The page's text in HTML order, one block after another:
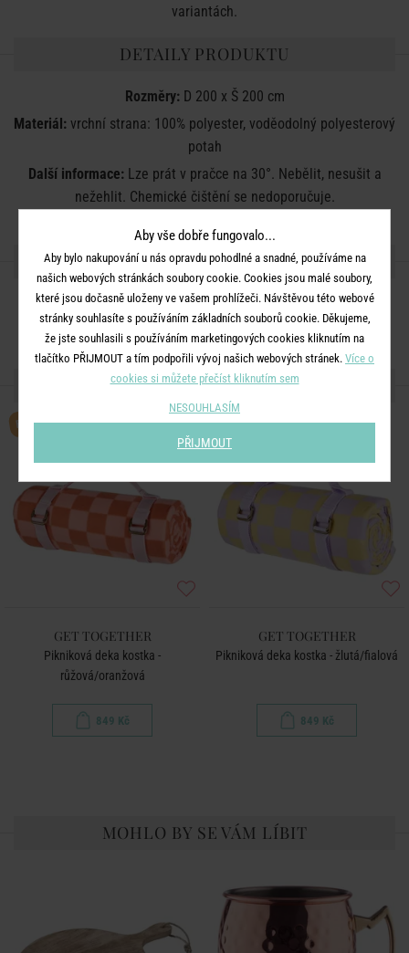
variantách.
DETAILY PRODUKTU
Rozměry:D 200 x Š 200 cm
Materiál: vrchní strana: 100% polyester, voděodolný polyesterový
potah
Další informace:Lze prát v pračce na 30°. Nebělit, nesušit a
nežehlit. Chemické čištění se nedoporučuje.
SDÍLEJTE S PŘÁTELI
DALŠÍ PRODUKTY ZE SÉRIE
BESTSELLER
GET TOGETHER
Pikniková deka kostka -
růžová/oranžová
849 Kč
BESTSELLER
GET TOGETHER
Pikniková deka kostka - žlutá/fialová
849 Kč
MOHLO BY SE VÁM LÍBIT
Aby vše dobře fungovalo...
Aby bylo nakupování u nás opravdu pohodlné a snadné, používáme na
našich webových stránkách soubory cookie. Cookies jsou malé soubory,
které jsou dočasně uloženy ve vašem prohlížeči. Návštěvou této webové
stránky souhlasíte s používáním základních souborů cookie. Děkujeme,
že jste souhlasili s používáním marketingových cookies kliknutím na
tlačítko PŘIJMOUT a tím podpořili vývoj našich webových stránek. Více o
cookies si můžete přečíst kliknutím sem
NESOUHLASÍM
PŘIJMOUT